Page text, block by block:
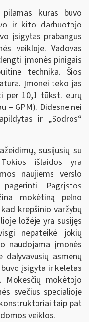
kuras buvo
ir kito darbuotojo
įsigytas prabangus
veikloje. Vadovas
įmonės pinigais
technika. Šios
Įmonei teko jas
per 10,1 tūkst. eurų
– GPM). Didesne nei
ir „Sodros“
susijusių su
Tokios išlaidos yra
naujiems verslo
Pagrįstos
mokėtiną pelno
krepšinio varžybų
ložėje yra susijęs
nepateikė jokių
naudojama įmonės
dalyvavusių asmenų
įsigyta ir keletas
Mokesčių mokėtojo
svečius specialioje
taip pat
veiklos.